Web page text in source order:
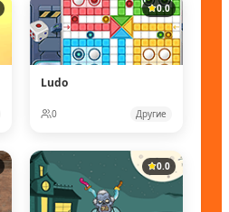
0.0
Ludo
0 Другие
0.0